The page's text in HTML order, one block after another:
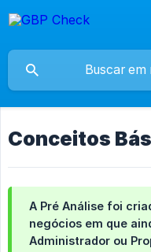
Conceitos
A Pré Análise foi
negócios em que
Administrador ou